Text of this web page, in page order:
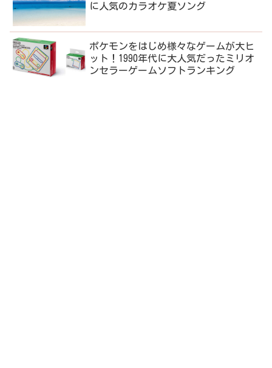
に人気のカラオケ夏ソング
ポケモンをはじめ様々なゲームが大ヒ
ット！1990年代に大人気だったミリオ
ンセラーゲームソフトランキング